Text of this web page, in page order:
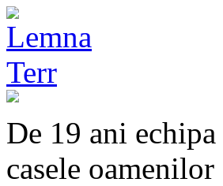
De 19 ani
casele